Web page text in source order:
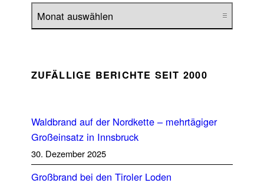
ZUFÄLLIGE BERICHTE SEIT 2000
Waldbrand auf der Nordkette – mehrtägiger
Großeinsatz in Innsbruck
30. Dezember 2025
Großbrand bei den Tiroler Loden